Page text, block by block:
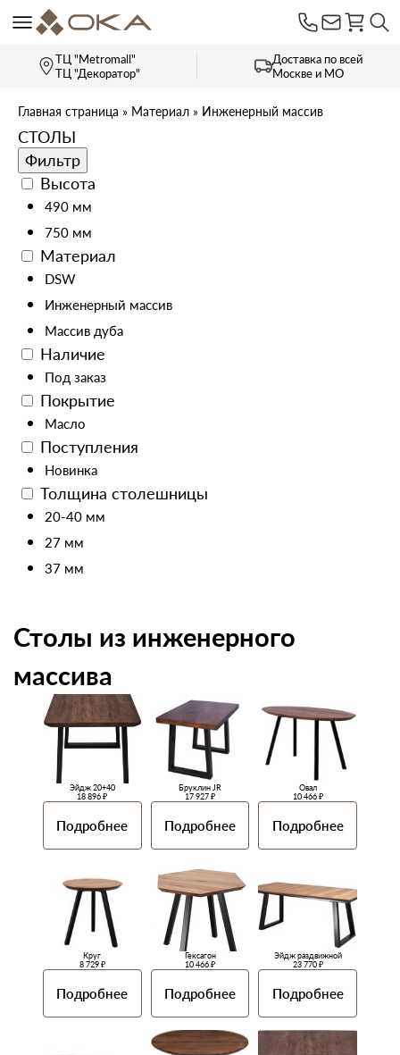
ТЦ "Metromall"
ТЦ "Декоратор"
Доставка по всей
Москве и МО
Главная страница » Материал » Инженерный массив
СТОЛЫ
Фильтр
Высота
490 мм
750 мм
Материал
DSW
Инженерный массив
Массив дуба
Наличие
Под заказ
Покрытие
Масло
Поступления
Новинка
Толщина столешницы
20-40 мм
27 мм
37 мм
Столы из инженерного
массива
Эйдж 20+40
18 896 ₽
Подробнее
Бруклин JR
17 927 ₽
Подробнее
Овал
10 466 ₽
Подробнее
Круг
8 729 ₽
Подробнее
Гексагон
10 466 ₽
Подробнее
Эйдж раздвижной
23 770 ₽
Подробнее